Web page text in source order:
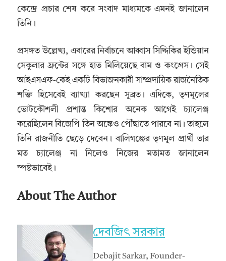
কেন্দ্রে প্রচার শেষ করে সংবাদ মাধ্যমকে এমনই জানালেন
তিনি।
প্রসঙ্গত উল্লেখ্য, এবারের নির্বাচনে আব্বাস সিদ্দিকির ইন্ডিয়ান
সেকুলার ফ্রন্টের সঙ্গে হাত মিলিয়েছে বাম ও কংগ্রেস। সেই
আইএসএফ-কেই একটি বিভাজনকারী সাম্প্রদায়িক রাজনৈতিক
শক্তি হিসেবেই ব্যাখ্যা করছেন সুব্রত। এদিকে, তৃণমূলের
ভোটকৌশলী প্রশান্ত কিশোর অনেক আগেই চ্যালেঞ্জ
করেছিলেন বিজেপি তিন অঙ্কেও পৌঁছাতে পারবে না। তাহলে
তিনি রাজনীতি ছেড়ে দেবেন। বালিগঞ্জের তৃণমূল প্রার্থী তার
মত চ্যালেঞ্জ না নিলেও নিজের মতামত জানালেন
স্পষ্টভাবেই।
About The Author
দেবজিৎ সরকার
Debajit Sarkar, Founder-